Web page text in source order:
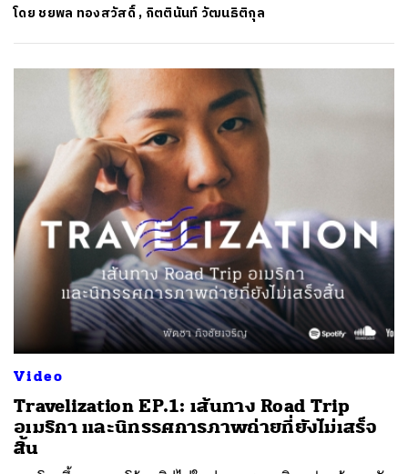
โดย ชยพล ทองสวัสดิ์, กิตตินันท์ วัฒนธิติกุล
Video
Travelization EP.1: เส้นทาง Road Trip
อเมริกา และนิทรรศการภาพถ่ายที่ยังไม่เสร็จ
สิ้น